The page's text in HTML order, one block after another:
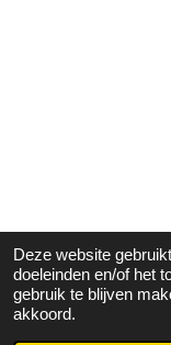
Deze website
doeleinden en/of het
gebruik te blijven
akkoord.